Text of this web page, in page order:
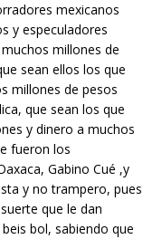
mexicanos
y especuladores
millones de
sean ellos los que
millones de pesos
que sean los que
y dinero a muchos
fueron los
Gabino Cué ,y
y no trampero, pues
que le dan
bol, sabiendo que